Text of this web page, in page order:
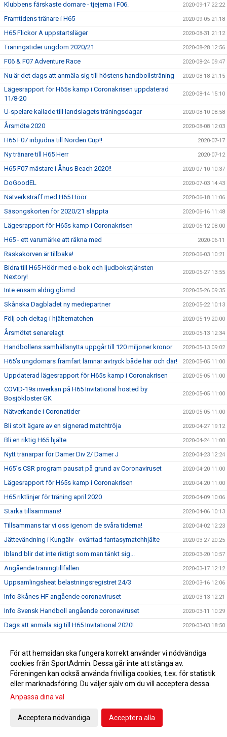
Klubbens färskaste domare - tjejerna i F06. 2020-09-17 22:22
Framtidens tränare i H65 2020-09-05 21:18
H65 Flickor A uppstartsläger 2020-08-31 21:12
Träningstider ungdom 2020/21 2020-08-28 12:56
F06 & F07 Adventure Race 2020-08-24 09:47
Nu är det dags att anmäla sig till höstens handbollsträning 2020-08-18 21:15
Lägesrapport för H65s kamp i Coronakrisen uppdaterad
11/8-20
2020-08-14 15:10
U-spelare kallade till landslagets träningsdagar 2020-08-10 08:58
Årsmöte 2020 2020-08-08 12:03
H65 F07 inbjudna till Norden Cup!! 2020-07-17
Ny tränare till H65 Herr 2020-07-12
H65 F07 mästare i Åhus Beach 2020!! 2020-07-10 10:37
DoGoodEL 2020-07-03 14:43
Nätverksträff med H65 Höör 2020-06-18 11:06
Säsongskorten för 2020/21 släppta 2020-06-16 11:48
Lägesrapport för H65s kamp i Coronakrisen 2020-06-12 08:00
H65 - ett varumärke att räkna med 2020-06-11
Raskakorven är tillbaka! 2020-06-03 10:21
Bidra till H65 Höör med e-bok och ljudbokstjänsten
Nextory!
2020-05-27 13:55
Inte ensam aldrig glömd 2020-05-26 09:35
Skånska Dagbladet ny mediepartner 2020-05-22 10:13
Följ och deltag i hjältematchen 2020-05-19 20:00
Årsmötet senarelagt 2020-05-13 12:34
Handbollens samhällsnytta uppgår till 120 miljoner kronor 2020-05-13 09:02
H65’s ungdomars framfart lämnar avtryck både här och där! 2020-05-05 11:00
Uppdaterad lägesrapport för H65s kamp i Coronakrisen 2020-05-05 11:00
COVID-19s inverkan på H65 Invitational hosted by
Bosjökloster GK
2020-05-05 11:00
Nätverkande i Coronatider 2020-05-05 11:00
Bli stolt ägare av en signerad matchtröja 2020-04-27 19:12
Bli en riktig H65 hjälte 2020-04-24 11:00
Nytt tränarpar för Damer Div 2/ Damer J 2020-04-23 12:24
H65´s CSR program pausat på grund av Coronaviruset 2020-04-20 11:00
Lägesrapport för H65s kamp i Coronakrisen 2020-04-20 11:00
H65 riktlinjer för träning april 2020 2020-04-09 10:06
Starka tillsammans! 2020-04-06 10:13
Tillsammans tar vi oss igenom de svåra tiderna! 2020-04-02 12:23
Jättevändning i Kungälv - oväntad fantasymatchhjälte 2020-03-27 20:25
Ibland blir det inte riktigt som man tänkt sig... 2020-03-20 10:57
Angående träningtillfällen 2020-03-17 12:12
Uppsamlingsheat belastningsregistret 24/3 2020-03-16 12:06
Info Skånes HF angående coronaviruset 2020-03-13 12:21
Info Svensk Handboll angående coronaviruset 2020-03-11 10:29
Dags att anmäla sig till H65 Invitational 2020! 2020-03-03 18:50
Skretting tillbaka när Kungälvs HK besegrades 2020-02-22 17:32
Supporterbuss Lund 16/2 2020-02-10 15:26
F 05 vidare till Steg 4 i USM 2020-02-05 10:31
De va la gött
Hvenfelt representerade H65 Höör i debatt om jämställdhet
För att hemsidan ska fungera korrekt använder vi nödvändiga
cookies från SportAdmin. Dessa går inte att stänga av.
Föreningen kan också använda frivilliga cookies, t.ex. för statistik
eller marknadsföring. Du väljer själv om du vill acceptera dessa.
Anpassa dina val
Acceptera nödvändiga Acceptera alla